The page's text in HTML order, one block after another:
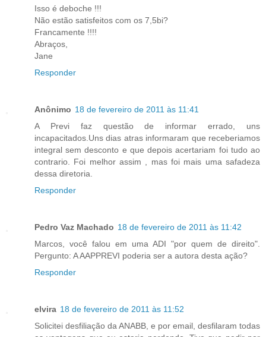
Isso é deboche !!!
Não estão satisfeitos com os 7,5bi?
Francamente !!!!
Abraços,
Jane
Responder
Anônimo 18 de fevereiro de 2011 às 11:41
A Previ faz questão de informar errado, uns
incapacitados.Uns dias atras informaram que receberiamos
integral sem desconto e que depois acertariam foi tudo ao
contrario. Foi melhor assim , mas foi mais uma safadeza
dessa diretoria.
Responder
Pedro Vaz Machado 18 de fevereiro de 2011 às 11:42
Marcos, você falou em uma ADI "por quem de direito".
Pergunto: A AAPPREVI poderia ser a autora desta ação?
Responder
elvira 18 de fevereiro de 2011 às 11:52
Solicitei desfiliação da ANABB, e por email, desfilaram todas